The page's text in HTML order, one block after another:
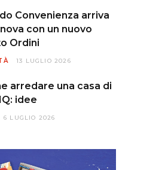
Convenienza arriva
con un nuovo
Ordini
13 LUGLIO 2026
arredare una casa di
idee
6 LUGLIO 2026